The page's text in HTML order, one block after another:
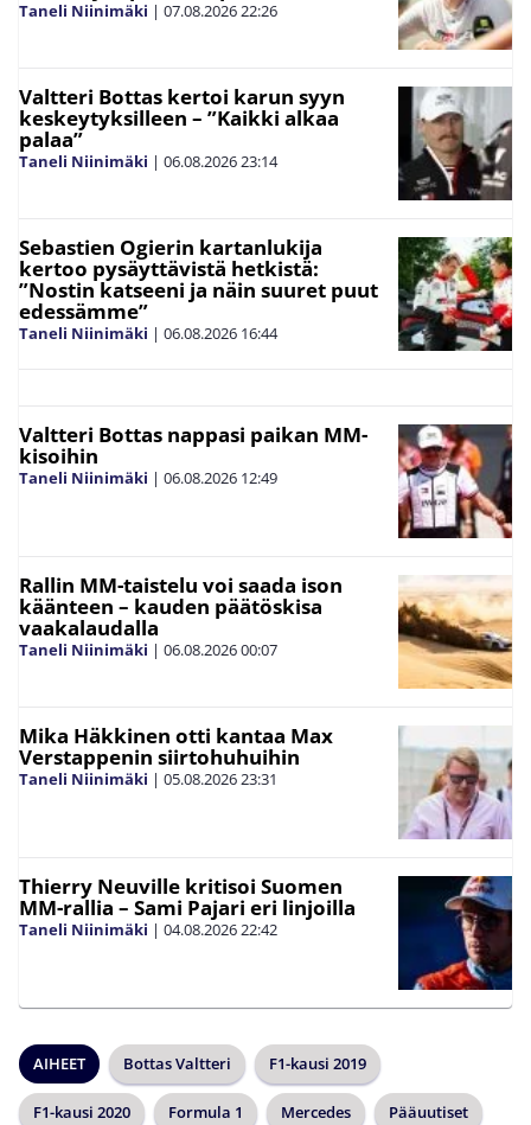
Taneli Niinimäki | 07.08.202622:26
Valtteri Bottas kertoi karun syyn
keskeytyksilleen – ”Kaikki alkaa
palaa”
Taneli Niinimäki | 06.08.202623:14
Sebastien Ogierin kartanlukija
kertoo pysäyttävistä hetkistä:
”Nostin katseeni ja näin suuret puut
edessämme”
Taneli Niinimäki | 06.08.2026 16:44
Valtteri Bottas nappasi paikan MM-
kisoihin
Taneli Niinimäki | 06.08.2026 12:49
Rallin MM-taistelu voi saada ison
käänteen – kauden päätöskisa
vaakalaudalla
Taneli Niinimäki | 06.08.202600:07
Mika Häkkinen otti kantaa Max
Verstappenin siirtohuhuihin
Taneli Niinimäki | 05.08.202623:31
Thierry Neuville kritisoi Suomen
MM-rallia – Sami Pajari eri linjoilla
Taneli Niinimäki | 04.08.202622:42
AIHEET Bottas Valtteri F1-kausi 2019
F1-kausi 2020 Formula 1 Mercedes Pääuutiset